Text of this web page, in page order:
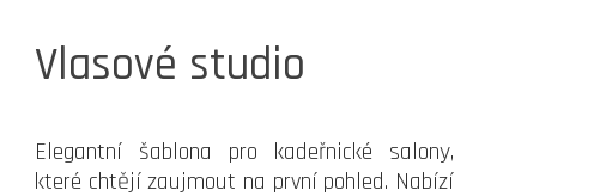
Vlasové studio
Elegantní šablona pro kadeřnické salony,
které chtějí zaujmout na první pohled. Nabízí